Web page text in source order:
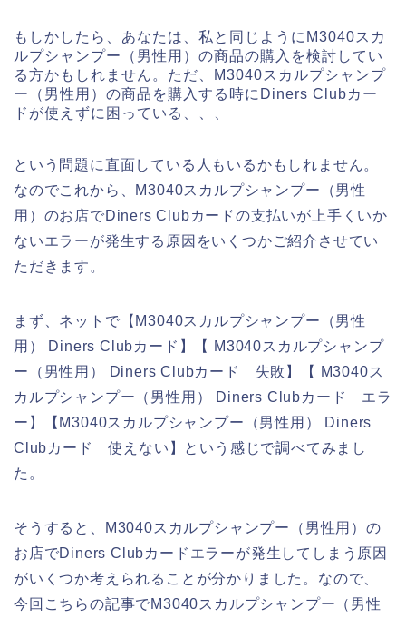
もしかしたら、あなたは、私と同じようにM3040スカ
ルプシャンプー（男性用）の商品の購入を検討してい
る方かもしれません。ただ、M3040スカルプシャンプ
ー（男性用）の商品を購入する時にDiners Clubカー
ドが使えずに困っている、、、
という問題に直面している人もいるかもしれません。
なのでこれから、M3040スカルプシャンプー（男性
用）のお店でDiners Clubカードの支払いが上手くいか
ないエラーが発生する原因をいくつかご紹介させてい
ただきます。
まず、ネットで【M3040スカルプシャンプー（男性
用） Diners Clubカード】【 M3040スカルプシャンプ
ー（男性用） Diners Clubカード 失敗】【 M3040ス
カルプシャンプー（男性用） Diners Clubカード エラ
ー】【M3040スカルプシャンプー（男性用） Diners
Clubカード 使えない】という感じで調べてみまし
た。
そうすると、M3040スカルプシャンプー（男性用）の
お店でDiners Clubカードエラーが発生してしまう原因
がいくつか考えられることが分かりました。なので、
今回こちらの記事でM3040スカルプシャンプー（男性